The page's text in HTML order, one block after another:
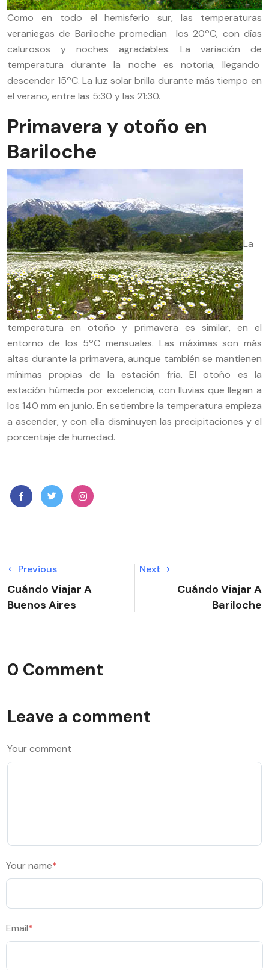
Como en todo el hemisferio sur, las temperaturas
veraniegas de Bariloche promedian los 20ºC, con días
calurosos y noches agradables. La variación de
temperatura durante la noche es notoria, llegando
descender 15ºC. La luz solar brilla durante más tiempo en
el verano, entre las 5:30 y las 21:30.
Primavera y otoño en
Bariloche
La
temperatura en otoño y primavera es similar, en el
entorno de los 5ºC mensuales. Las máximas son más
altas durante la primavera, aunque también se mantienen
mínimas propias de la estación fría. El otoño es la
estación húmeda por excelencia, con lluvias que llegan a
los 140 mm en junio. En setiembre la temperatura empieza
a ascender, y con ella disminuyen las precipitaciones y el
porcentaje de humedad.
Previous
Cuándo Viajar A
Buenos Aires
Next
Cuándo Viajar A
Bariloche
0 Comment
Leave a comment
Your comment
Your name*
Email*